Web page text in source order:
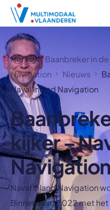
Home
Baanbreker in
Navigation
Nieuws
Naval Inland Navigation
kijker –
Naval Inland Navigation
Binnenvaart 2022 met